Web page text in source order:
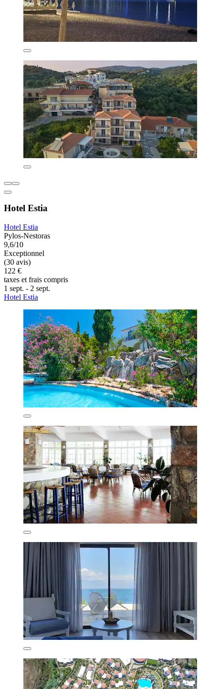
Hotel Estia
Hotel Estia
Pylos-Nestoras
9,6/10
Exceptionnel
(30 avis)
122 €
taxes et frais compris
1 sept. - 2 sept.
Hotel Estia